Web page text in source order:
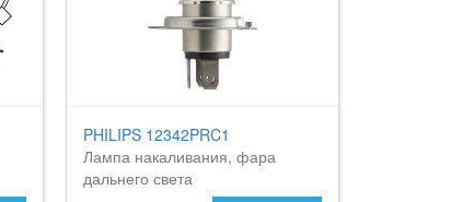
PHILIPS 12342PRC1
Лампа накаливания, фара
дальнего света